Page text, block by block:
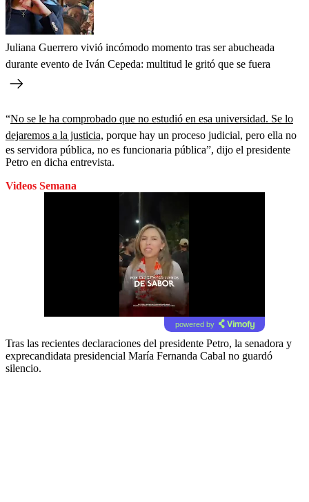
Juliana Guerrero vivió incómodo momento tras ser abucheada
durante evento de Iván Cepeda: multitud le gritó que se fuera
“No se le ha comprobado que no estudió en esa universidad. Se lo
dejaremos a la justicia, porque hay un proceso judicial, pero ella no
es servidora pública, no es funcionaria pública”, dijo el presidente
Petro en dicha entrevista.
Videos Semana
powered by
Tras las recientes declaraciones del presidente Petro, la senadora y
exprecandidata presidencial María Fernanda Cabal no guardó
silencio.